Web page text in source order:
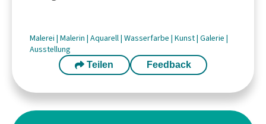
Malerei | Malerin | Aquarell| Wasserfarbe | Kunst| Galerie |
Ausstellung
Teilen Feedback